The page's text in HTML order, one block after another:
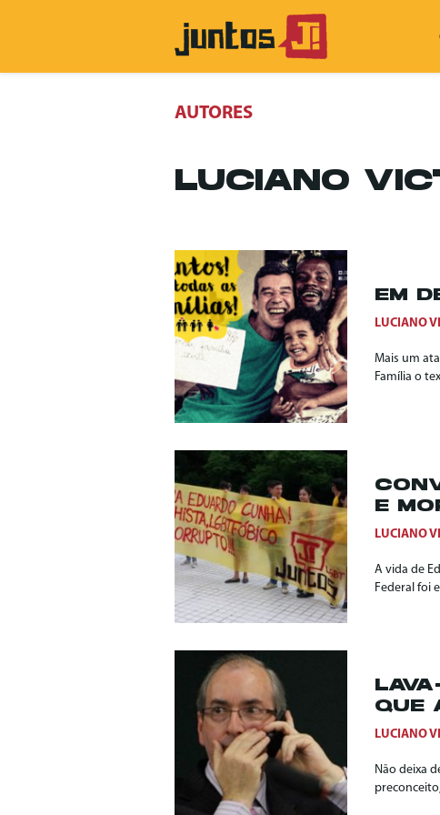
AUTORES
LUCIANO
EM
LUCIANO
Mais um
Família o
E
LUCIANO
A vida de
Federal foi
QUE
LUCIANO
Não deixa